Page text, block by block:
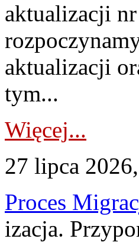
aktualizacji
aktualizacji
tym...
Więcej...
27 lipca
Proces
izacja.